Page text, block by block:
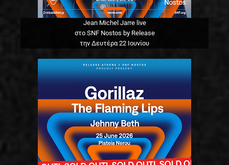
Jean Michel Jarre live
στο SNF Nostos by Release
την Δευτέρα 22 Ιουνίου